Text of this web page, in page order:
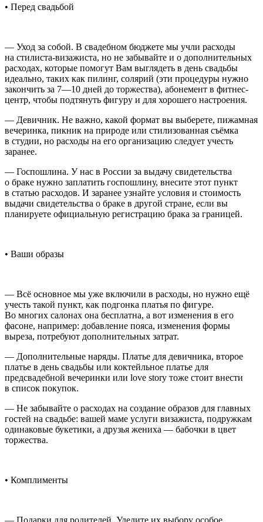
• Перед свадьбой
— Уход за собой. В свадебном бюджете мы учли расходы
на стилиста-визажиста, но не забывайте и о дополнительных
расходах, которые помогут Вам выглядеть в день свадьбы
идеально, таких как пилинг, солярий (эти процедуры нужно
закончить за 7—10 дней до торжества), абонемент в фитнес-
центр, чтобы подтянуть фигуру и для хорошего настроения.
— Девичник. Не важно, какой формат вы выберете, пижамная
вечеринка, пикник на природе или стилизованная съёмка
в студии, но расходы на его организацию следует учесть
заранее.
— Госпошлина. У нас в России за выдачу свидетельства
о браке нужно заплатить госпошлину, внесите этот пункт
в статью расходов. И заранее узнайте условия и стоимость
выдачи свидетельства о браке в другой стране, если вы
планируете официальную регистрацию брака за границей.
• Ваши образы
— Всё основное мы уже включили в расходы, но нужно ещё
учесть такой пункт, как подгонка платья по фигуре.
Во многих салонах она бесплатна, а вот изменения в его
фасоне, например: добавление пояса, изменения формы
выреза, потребуют дополнительных затрат.
— Дополнительные наряды. Платье для девичника, второе
платье в день свадьбы или коктейльное платье для
предсвадебной вечеринки или love story тоже стоит внести
в список покупок.
— Не забывайте о расходах на создание образов для главных
гостей на свадьбе: вашей маме услуги визажиста, подружкам
одинаковые букетики, а друзья жениха — бабочки в цвет
торжества.
• Комплименты